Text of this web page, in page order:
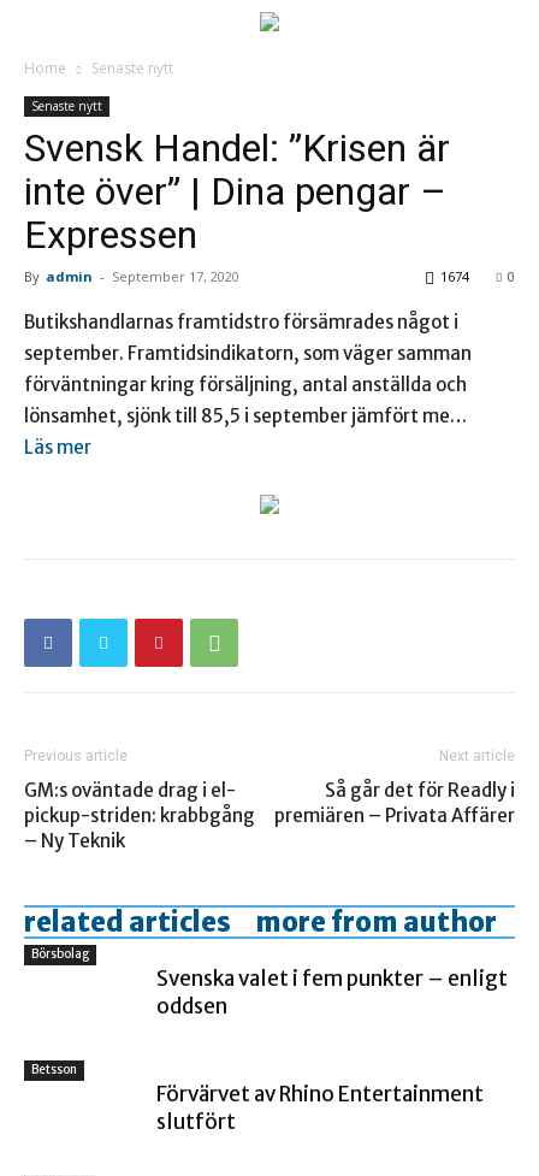
Home Senaste nytt
Senaste nytt
Svensk Handel: ”Krisen är
inte över” | Dina pengar –
Expressen
By admin - September 17, 2020 0
1674
Butikshandlarnas framtidstro försämrades något i
september. Framtidsindikatorn, som väger samman
förväntningar kring försäljning, antal anställda och
lönsamhet, sjönk till 85,5 i september jämfört me…
Läs mer
Previous article
GM:s oväntade drag i el-
pickup-striden: krabbgång
– Ny Teknik
Next article
Så går det för Readly i
premiären – Privata Affärer
related articles more from author
Börsbolag
Svenska valet i fem punkter – enligt
oddsen
Betsson
Förvärvet av Rhino Entertainment
slutfört